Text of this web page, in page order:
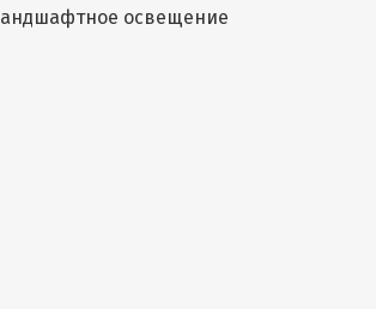
Ландшафтное освещение